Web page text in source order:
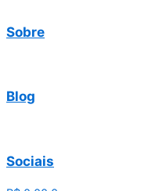
Sobre
Blog
Sociais